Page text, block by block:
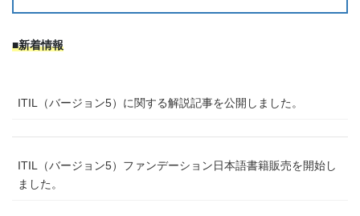
■新着情報
ITIL（バージョン5）に関する解説記事を公開しました。
ITIL（バージョン5）ファンデーション日本語書籍販売を開始し
ました。